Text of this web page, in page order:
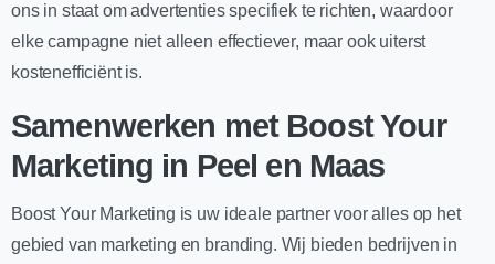
ons in staat om advertenties specifiek te richten, waardoor
elke campagne niet alleen effectiever, maar ook uiterst
kostenefficiënt is.
Samenwerken met Boost Your
Marketing in Peel en Maas
Boost Your Marketing is uw ideale partner voor alles op het
gebied van marketing en branding. Wij bieden bedrijven in